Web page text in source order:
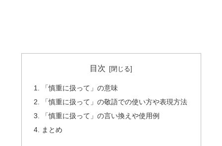
目次
「慎重に扱って」の意味
「慎重に扱って」の敬語での使い方や表現方法
「慎重に扱って」の言い換えや使用例
まとめ